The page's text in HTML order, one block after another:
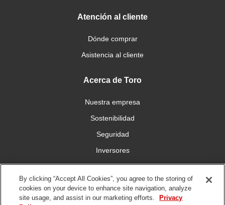
Atención al cliente
Dónde comprar
Asistencia al cliente
Acerca de Toro
Nuestra empresa
Sostenibilidad
Seguridad
Inversores
Trabajo
Conéctese con nosotros
By clicking “Accept All Cookies”, you agree to the storing of
cookies on your device to enhance site navigation, analyze
site usage, and assist in our marketing efforts.
Privacy